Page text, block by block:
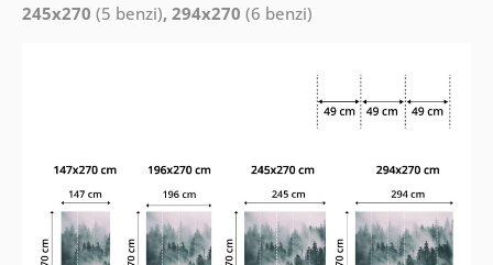
245x270 (5 benzi), 294x270 (6 benzi)